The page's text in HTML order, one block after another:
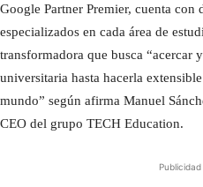
Google Partner Premier, cuenta con
especializados en cada área de
transformadora que busca “acercar
universitaria hasta hacerla
mundo” según afirma Manuel
CEO del grupo TECH Education.
Publicidad